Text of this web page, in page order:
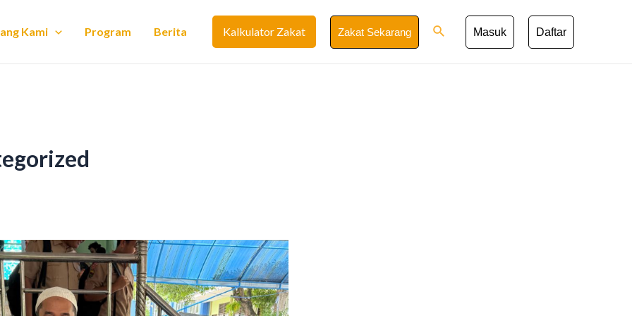
Kami Program Berita Kalkulator Zakat Zakat Sekarang Search Masuk Daftar